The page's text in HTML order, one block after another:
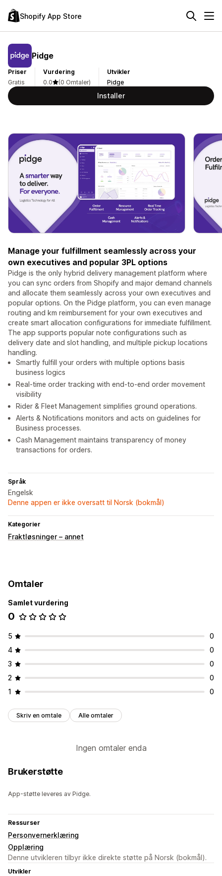
Shopify App Store
Pidge
Priser
Gratis
Vurdering
0.0
(0 Omtaler)
Utvikler
Pidge
Installer
Manage your fulfillment seamlessly across your
own executives and popular 3PL options
Pidge is the only hybrid delivery management platform where
you can sync orders from Shopify and major demand channels
and allocate them seamlessly across your own executives and
popular options. On the Pidge platform, you can even manage
routing and km reimbursement for your own executives and
create smart allocation configurations for immediate fulfillment.
The app supports popular note configurations such as
delivery date and slot handling, and multiple pickup locations
handling.
Smartly fulfill your orders with multiple options basis
business logics
Real-time order tracking with end-to-end order movement
visibility
Rider & Fleet Management simplifies ground operations.
Alerts & Notifications monitors and acts on guidelines for
Business processes.
Cash Management maintains transparency of money
transactions for orders.
Språk
Engelsk
Denne appen er ikke oversatt til Norsk (bokmål)
Kategorier
Fraktløsninger – annet
Omtaler
Samlet vurdering
0
5
0
4
0
3
0
2
0
1
0
Skriv en omtale Alle omtaler
Ingen omtaler enda
Brukerstøtte
App-støtte leveres av Pidge.
Ressurser
Personvernerklæring
Opplæring
Denne utvikleren tilbyr ikke direkte støtte på Norsk (bokmål).
Utvikler